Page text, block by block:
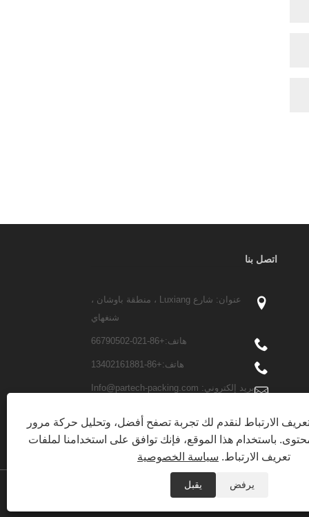
اتصل بنا
عنوان: شارع Luxiang ، منطقة باوشان ،
شنغهاي
هاتف:+86-021-66790502
هاتف:+86-13402161881
بريد إلكتروني: Info@partech-packing.com
الارتباط لنقدم لك تجربة تصفح أفضل، وتحليل حركة مرور
باستخدام هذا الموقع، فإنك توافق على استخدامنا لملفات
تعريف الارتباط. سياسة الخصوصية
يرفض يقبل